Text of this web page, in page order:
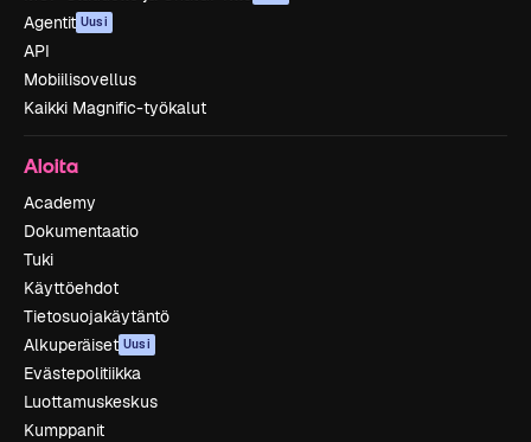
Agentit Uusi
API
Mobiilisovellus
Kaikki Magnific-työkalut
Aloita
Academy
Dokumentaatio
Tuki
Käyttöehdot
Tietosuojakäytäntö
Alkuperäiset Uusi
Evästepolitiikka
Luottamuskeskus
Kumppanit